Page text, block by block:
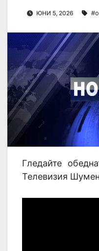
ЮНИ 5, 2026
Гледайте
Телевизия